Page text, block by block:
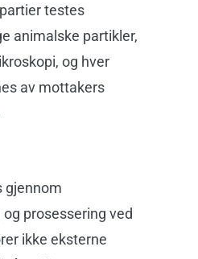
testes
animalske partikler,
og hver
av mottakers
gjennom
prosessering ved
ikke eksterne